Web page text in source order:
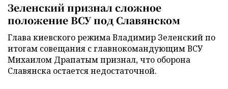
Зеленский признал сложное
положение ВСУ под Славянском
Глава киевского режима Владимир Зеленский по
итогам совещания с главнокомандующим ВСУ
Михаилом Драпатым признал, что оборона
Славянска остается недостаточной.